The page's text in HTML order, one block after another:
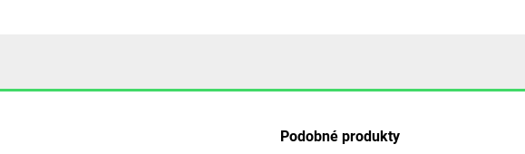
Podobné produkty